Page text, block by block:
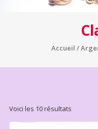
Accueil /
Voici les 10 résultats